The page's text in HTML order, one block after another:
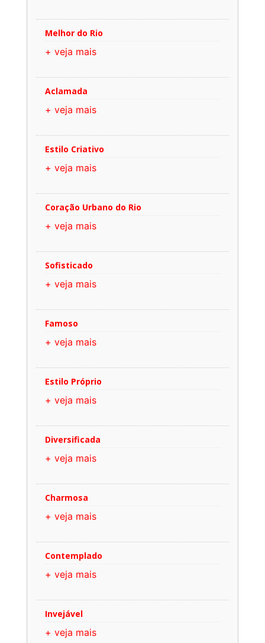
Melhor do Rio
+ veja mais
Aclamada
+ veja mais
Estilo Criativo
+ veja mais
Coração Urbano do Rio
+ veja mais
Sofisticado
+ veja mais
Famoso
+ veja mais
Estilo Próprio
+ veja mais
Diversificada
+ veja mais
Charmosa
+ veja mais
Contemplado
+ veja mais
Invejável
+ veja mais